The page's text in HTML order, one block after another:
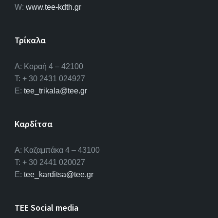
W: www.tee-kdth.gr
Τρίκαλα
Α: Κοραή 4 – 42100
T: + 30 2431 024927
E: tee_trikala@tee.gr
Καρδίτσα
Α: Καζαμπάκα 4 – 43100
T: + 30 2441 020027
E: tee_karditsa@tee.gr
TEE Social media